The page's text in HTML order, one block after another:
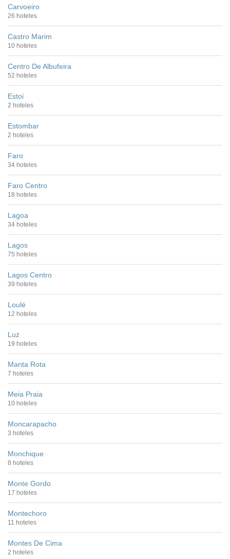
Carvoeiro
26 hoteles
Castro Marim
10 hoteles
Centro De Albufeira
52 hoteles
Estoi
2 hoteles
Estombar
2 hoteles
Faro
34 hoteles
Faro Centro
18 hoteles
Lagoa
34 hoteles
Lagos
75 hoteles
Lagos Centro
39 hoteles
Loulé
12 hoteles
Luz
19 hoteles
Manta Rota
7 hoteles
Meia Praia
10 hoteles
Moncarapacho
3 hoteles
Monchique
8 hoteles
Monte Gordo
17 hoteles
Montechoro
11 hoteles
Montes De Cima
2 hoteles